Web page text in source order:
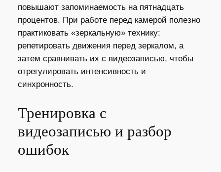
повышают запоминаемость на пятнадцать
процентов. При работе перед камерой полезно
практиковать «зеркальную» технику:
репетировать движения перед зеркалом, а
затем сравнивать их с видеозаписью, чтобы
отрегулировать интенсивность и
синхронность.
Тренировка с
видеозаписью и разбор
ошибок